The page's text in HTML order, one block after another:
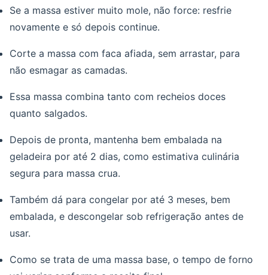
Se a massa estiver muito mole, não force: resfrie
novamente e só depois continue.
Corte a massa com faca afiada, sem arrastar, para
não esmagar as camadas.
Essa massa combina tanto com recheios doces
quanto salgados.
Depois de pronta, mantenha bem embalada na
geladeira por até 2 dias, como estimativa culinária
segura para massa crua.
Também dá para congelar por até 3 meses, bem
embalada, e descongelar sob refrigeração antes de
usar.
Como se trata de uma massa base, o tempo de forno